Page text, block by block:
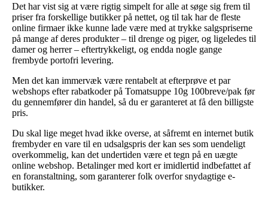
Det har vist sig at være rigtig simpelt for alle at søge sig frem til
priser fra forskellige butikker på nettet, og til tak har de fleste
online firmaer ikke kunne lade være med at trykke salgspriserne
på mange af deres produkter – til drenge og piger, og ligeledes til
damer og herrer – eftertrykkeligt, og endda nogle gange
frembyde portofri levering.
Men det kan immervæk være rentabelt at efterprøve et par
webshops efter rabatkoder på Tomatsuppe 10g 100breve/pak før
du gennemfører din handel, så du er garanteret at få den billigste
pris.
Du skal lige meget hvad ikke overse, at såfremt en internet butik
frembyder en vare til en udsalgspris der kan ses som uendeligt
overkommelig, kan det undertiden være et tegn på en uægte
online webshop. Betalinger med kort er imidlertid indbefattet af
en foranstaltning, som garanterer folk overfor snydagtige e-
butikker.